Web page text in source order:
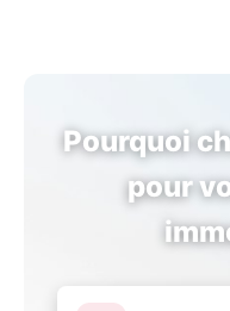
Pourquoi
pour